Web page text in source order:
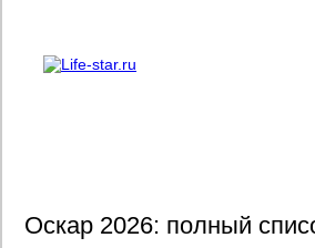
Оскар 2026: полный